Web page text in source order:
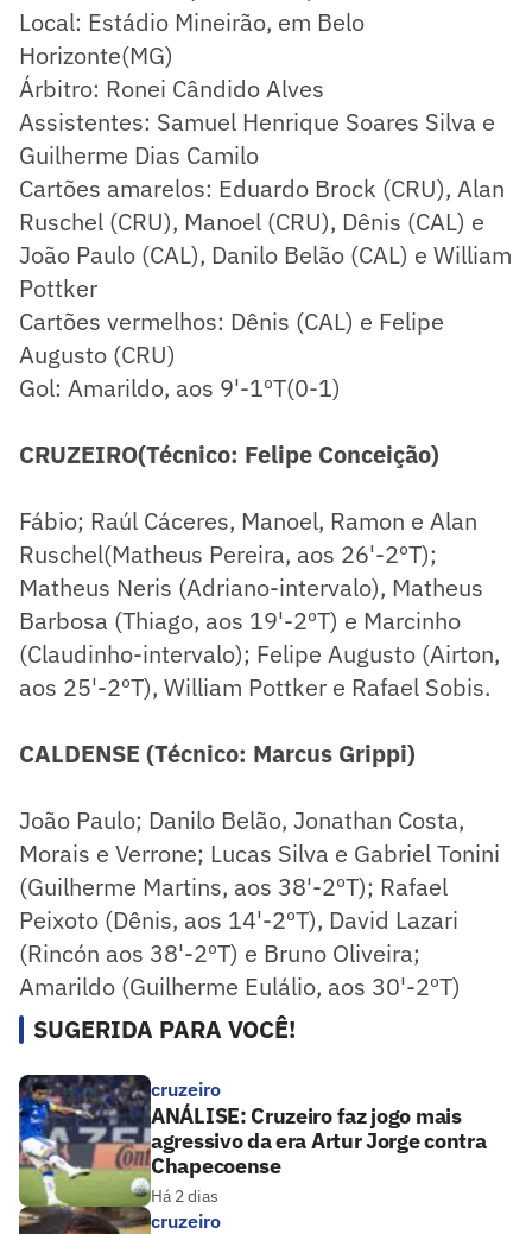
Local: Estádio Mineirão, em Belo
Horizonte(MG)
Árbitro: Ronei Cândido Alves
Assistentes: Samuel Henrique Soares Silva e
Guilherme Dias Camilo
Cartões amarelos: Eduardo Brock (CRU), Alan
Ruschel (CRU), Manoel (CRU), Dênis (CAL) e
João Paulo (CAL), Danilo Belão (CAL) e William
Pottker
Cartões vermelhos: Dênis (CAL) e Felipe
Augusto (CRU)
Gol: Amarildo, aos 9'-1ºT(0-1)
CRUZEIRO(Técnico: Felipe Conceição)
Fábio; Raúl Cáceres, Manoel, Ramon e Alan
Ruschel(Matheus Pereira, aos 26'-2ºT);
Matheus Neris (Adriano-intervalo), Matheus
Barbosa (Thiago, aos 19'-2ºT) e Marcinho
(Claudinho-intervalo); Felipe Augusto (Airton,
aos 25'-2ºT), William Pottker e Rafael Sobis.
CALDENSE (Técnico: Marcus Grippi)
João Paulo; Danilo Belão, Jonathan Costa,
Morais e Verrone; Lucas Silva e Gabriel Tonini
(Guilherme Martins, aos 38'-2ºT); Rafael
Peixoto (Dênis, aos 14'-2ºT), David Lazari
(Rincón aos 38'-2ºT) e Bruno Oliveira;
Amarildo (Guilherme Eulálio, aos 30'-2ºT)
SUGERIDA PARA VOCÊ!
cruzeiro
ANÁLISE: Cruzeiro faz jogo mais
agressivo da era Artur Jorge contra
Chapecoense
Há 2 dias
cruzeiro